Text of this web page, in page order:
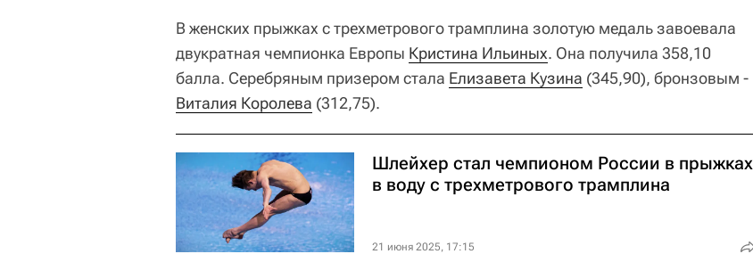
В женских прыжках с трехметрового трамплина золотую медаль завоевала
двукратная чемпионка Европы Кристина Ильиных. Она получила 358,10
балла. Серебряным призером стала Елизавета Кузина (345,90), бронзовым -
Виталия Королева (312,75).
Шлейхер стал чемпионом России в прыжках
в воду с трехметрового трамплина
21 июня 2025, 17:15